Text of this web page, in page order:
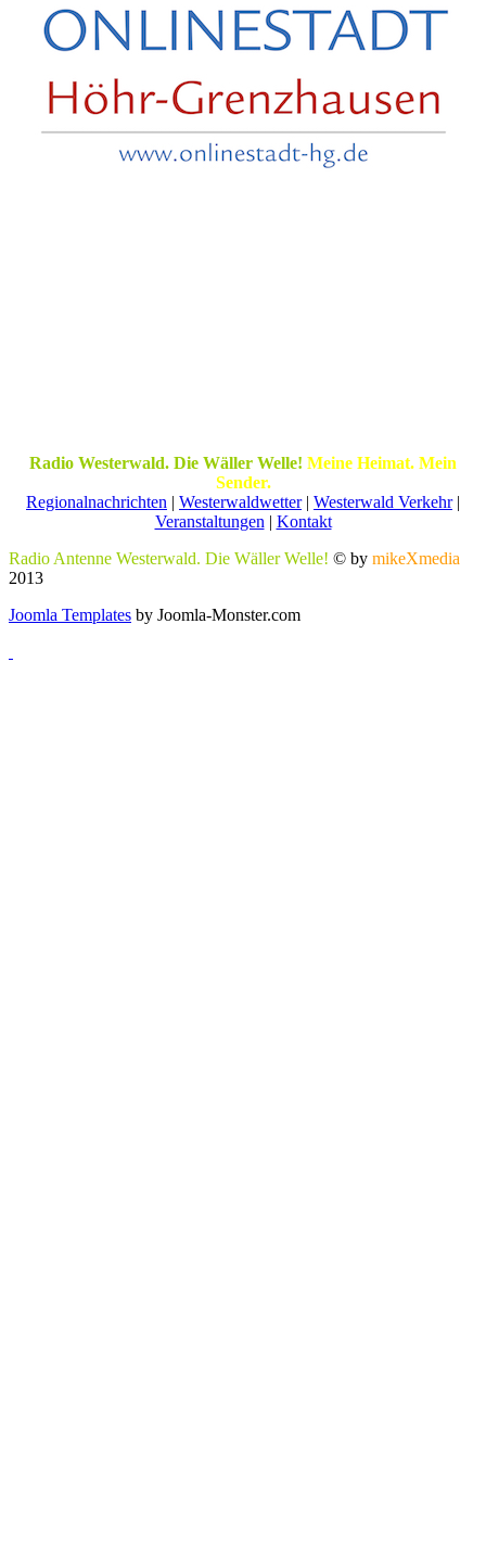
Radio Westerwald. Die Wäller Welle! Meine Heimat. Mein
Sender.
Regionalnachrichten | Westerwaldwetter| Westerwald Verkehr|
Veranstaltungen | Kontakt
Radio Antenne Westerwald. Die Wäller Welle! © by mikeXmedia
2013
Joomla Templates by Joomla-Monster.com